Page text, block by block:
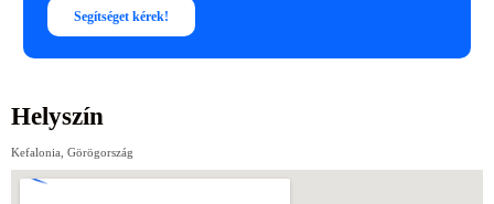
Segítséget kérek!
Helyszín
Kefalonia, Görögország